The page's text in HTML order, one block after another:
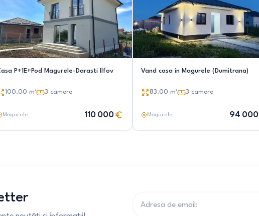
P+1E+Pod Magurele-Darasti Ilfov
100.00 m² 3 camere
Măgurele 110 000
Vand casa in Magurele (Dumitrana)
83.00 m² 3 camere
Măgurele 94 000